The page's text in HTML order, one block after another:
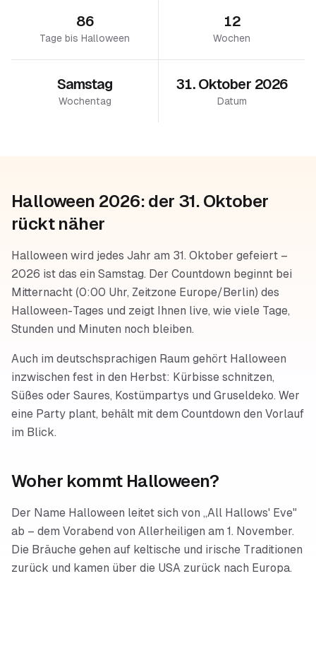
Tage bis Halloween
86
Wochen
12
Wochentag
Samstag
Datum
31. Oktober 2026
Halloween 2026: der 31. Oktober
rückt näher
Halloween wird jedes Jahr am 31. Oktober gefeiert –
2026 ist das ein Samstag. Der Countdown beginnt bei
Mitternacht (0:00 Uhr, Zeitzone Europe/Berlin) des
Halloween-Tages und zeigt Ihnen live, wie viele Tage,
Stunden und Minuten noch bleiben.
Auch im deutschsprachigen Raum gehört Halloween
inzwischen fest in den Herbst: Kürbisse schnitzen,
Süßes oder Saures, Kostümpartys und Gruseldeko. Wer
eine Party plant, behält mit dem Countdown den Vorlauf
im Blick.
Woher kommt Halloween?
Der Name Halloween leitet sich von „All Hallows' Eve"
ab – dem Vorabend von Allerheiligen am 1. November.
Die Bräuche gehen auf keltische und irische Traditionen
zurück und kamen über die USA zurück nach Europa.